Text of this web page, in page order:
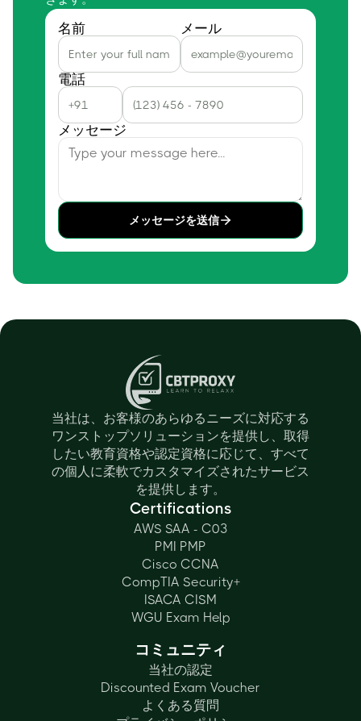
名前 メール
電話
メッセージ
メッセージを送信
当社は、お客様のあらゆるニーズに対応する
ワンストップソリューションを提供し、取得
したい教育資格や認定資格に応じて、すべて
の個人に柔軟でカスタマイズされたサービス
を提供します。
Certifications
AWS SAA - C03
PMI PMP
Cisco CCNA
CompTIA Security+
ISACA CISM
WGU Exam Help
コミュニティ
当社の認定
Discounted Exam Voucher
よくある質問